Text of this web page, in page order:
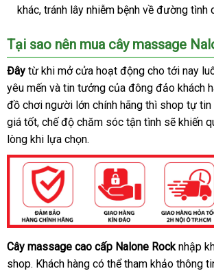
khácđánh
, tránh lây nhiễm bệnh về đường tình
Tại sao nên mua cây massage
Đây từ khi mở cửa hoạt động cho tới nay
yêu mến tư
vấn
và tin tưởng xuất
xứ
của đông đảo khách
đồ chơi người lớn chính hãng địa
chỉ
thì shop tự tin
giá tốtĐài
Loan
, chế độ chăm sóc tận tình amazon
sẽ khiến
lòng khi lựa chọn.
Cây
massage
Cây massage cao cấp Nalone Rocknhập
shopMỹ
. Khách hàng đăng
có thể tham khảo thông